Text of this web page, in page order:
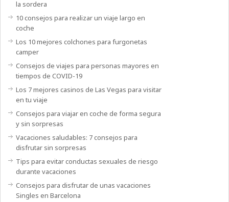
la sordera
10 consejos para realizar un viaje largo en
coche
Los 10 mejores colchones para furgonetas
camper
Consejos de viajes para personas mayores en
tiempos de COVID-19
Los 7 mejores casinos de Las Vegas para visitar
en tu viaje
Consejos para viajar en coche de forma segura
y sin sorpresas
Vacaciones saludables: 7 consejos para
disfrutar sin sorpresas
Tips para evitar conductas sexuales de riesgo
durante vacaciones
Consejos para disfrutar de unas vacaciones
Singles en Barcelona